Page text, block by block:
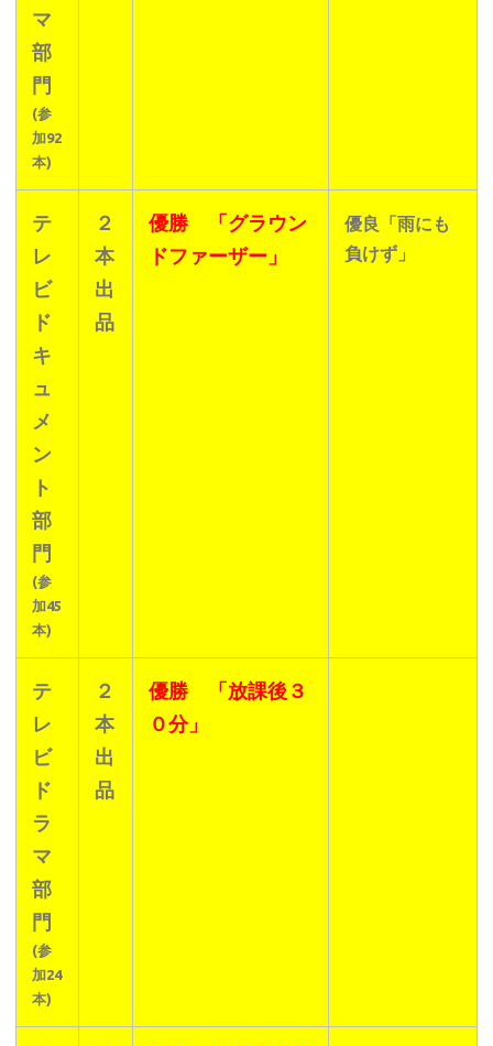
マ
部
門
(参
加92
本)
テ
レ
ビ
ド
キ
ュ
メ
ン
ト
部
門
(参
加45
本)
２
本
出
品
優勝 「グラウン
ドファーザー」
優良「雨にも
負けず」
テ
レ
ビ
ド
ラ
マ
部
門
(参
加24
本)
２
本
出
品
優勝 「放課後３
０分」